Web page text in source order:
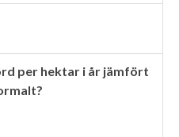
per hektar i år jämfört